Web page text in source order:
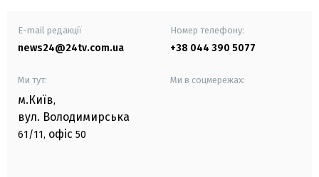
E-mail редакції
news24@24tv.com.ua
Номер телефону:
+38 044 390 5077
Ми тут:
м.Київ,
вул. Володимирська
61/11, офіс 50
Ми в соцмережах: